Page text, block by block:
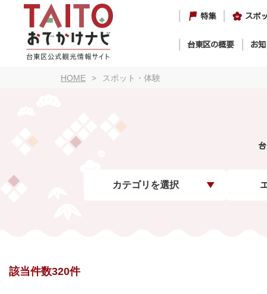
特集 スポ
台東区の概要 お
HOME スポット・体験
カテゴリを選択
該当件数320件